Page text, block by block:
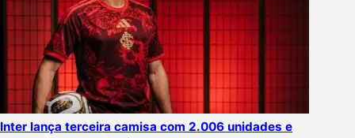
Inter lança terceira camisa com 2.006 unidades e